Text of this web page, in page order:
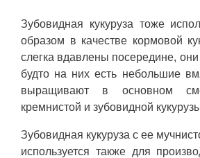
Зубовидная кукуруза тоже
образом в качестве кормовой
слегка вдавлены посередине, они
будто на них есть небольшие
выращивают в основном
кремнистой и зубовидной
Зубовидная кукуруза с ее
используется также для